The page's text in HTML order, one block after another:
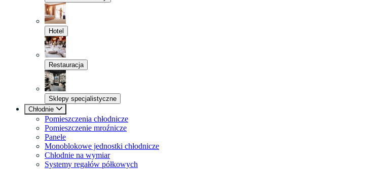
Hotel
Restauracja
Sklepy specjalistyczne
Chłodnie
Pomieszczenia chłodnicze
Pomieszczenie mroźnicze
Panele
Monoblokowe jednostki chłodnicze
Chłodnie na wymiar
Systemy regałów półkowych